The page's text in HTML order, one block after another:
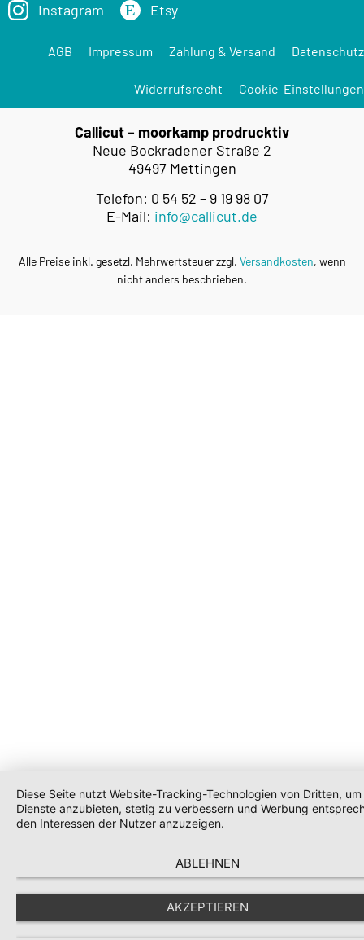
Instagram Etsy
AGB Impressum Zahlung & Versand Datenschutz
Widerrufsrecht Cookie-Einstellungen
Callicut – moorkamp prodrucktiv
Neue Bockradener Straße 2
49497 Mettingen
Telefon: 0 54 52 – 9 19 98 07
E-Mail: info@callicut.de
Alle Preise inkl. gesetzl. Mehrwertsteuer zzgl. Versandkosten, wenn
nicht anders beschrieben.
Diese Seite nutzt Website-Tracking-Technologien von Dritten, um
Dienste anzubieten, stetig zu verbessern und Werbung
den Interessen der Nutzer anzuzeigen.
ABLEHNEN
AKZEPTIEREN